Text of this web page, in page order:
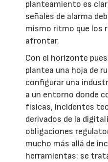
planteamiento es
señales de alarma
mismo ritmo que los
afrontar.
Con el horizonte
plantea una hoja de
configurar una
a un entorno donde
físicas, incidentes
derivados de la
obligaciones
mucho más allá de
herramientas: se